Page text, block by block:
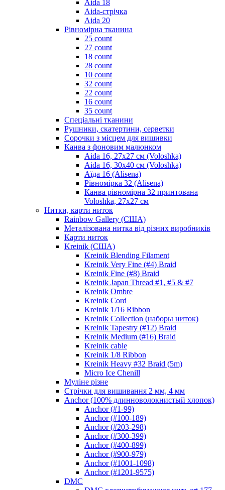
Aida 18
Aida-стрічка
Aida 20
Рівномірна тканина
25 count
27 count
18 count
28 count
10 count
32 count
22 count
16 count
35 count
Спеціальні тканини
Рушники, скатертини, серветки
Сорочки з місцем для вишивки
Канва з фоновим малюнком
Aida 16, 27х27 см (Voloshka)
Aida 16, 30х40 см (Voloshka)
Аїда 16 (Alisena)
Рівномірка 32 (Alisena)
Канва рівномірна 32 принтована
Voloshka, 27х27 см
Нитки, карти ниток
Rainbow Gallery (США)
Металізована нитка від різних виробників
Карти ниток
Kreinik (США)
Kreinik Blending Filament
Kreinik Very Fine (#4) Braid
Kreinik Fine (#8) Braid
Kreinik Japan Thread #1, #5 & #7
Kreinik Ombre
Kreinik Cord
Kreinik 1/16 Ribbon
Kreinik Collection (наборы ниток)
Kreinik Tapestry (#12) Braid
Kreinik Medium (#16) Braid
Kreinik cable
Kreinik 1/8 Ribbon
Kreinik Heavy #32 Braid (5m)
Micro Ice Chenill
Муліне різне
Стрічки для вишивання 2 мм, 4 мм
Anchor (100% длинноволокнистый хлопок)
Anchor (#1-99)
Anchor (#100-189)
Anchor (#203-298)
Anchor (#300-399)
Anchor (#400-899)
Anchor (#900-979)
Anchor (#1001-1098)
Anchor (#1201-9575)
DMC